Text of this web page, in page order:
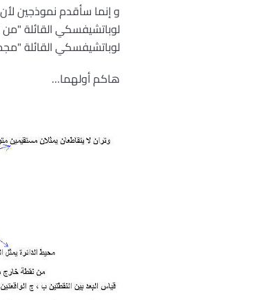
و إنما سأقدم نموذجين
لوباتشيفسكي القائلة
لوباتشيفسكي القائلة
هاكم أولهما…